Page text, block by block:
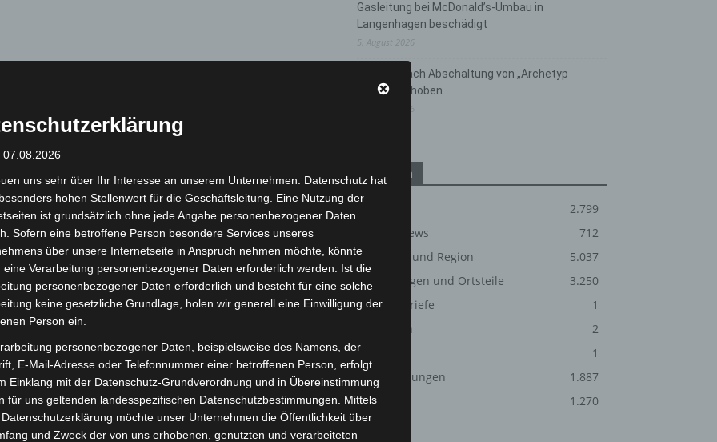
Tigermücken-
Niedersachsen
Neuwarmbüchen schnell
eingedämmt
Gasleitung bei McDonald’s-Umbau in
Langenhagen beschädigt
5. August 2026
Anklage nach Abschaltung von „Archetyp
Market“ erhoben
Kategorien
2.799
Corona-News
712
Hannover und Region
5.037
Langenhagen und Ortsteile
3.250
Leserbriefe
1
Menschen
2
Über uns
1
Veranstaltungen
1.887
Welt
1.270
07.08.2026
uns sehr über Ihr Interesse an unserem Unternehmen. Datenschutz hat
hohen Stellenwert für die Geschäftsleitung. Eine Nutzung der
ist grundsätzlich ohne jede Angabe personenbezogener Daten
Sofern eine betroffene Person besondere Services unseres
über unsere Internetseite in Anspruch nehmen möchte, könnte
eine Verarbeitung personenbezogener Daten erforderlich werden. Ist die
personenbezogener Daten erforderlich und besteht für eine solche
keine gesetzliche Grundlage, holen wir generell eine Einwilligung der
Person ein.
personenbezogener Daten, beispielsweise des Namens, der
E-Mail-Adresse oder Telefonnummer einer betroffenen Person, erfolgt
Einklang mit der Datenschutz-Grundverordnung und in Übereinstimmung
für uns geltenden landesspezifischen Datenschutzbestimmungen. Mittels
möchte unser Unternehmen die Öffentlichkeit über
und Zweck der von uns erhobenen, genutzten und verarbeiteten